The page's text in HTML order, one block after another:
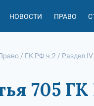
НОВОСТИ ПРАВО
/ ГК РФ ч.2 / Раздел IV
705